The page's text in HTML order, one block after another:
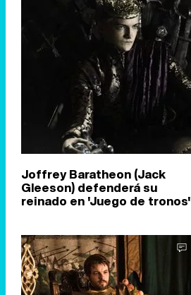
Joffrey Baratheon (Jack
Gleeson) defenderá su
reinado en 'Juego de tronos'